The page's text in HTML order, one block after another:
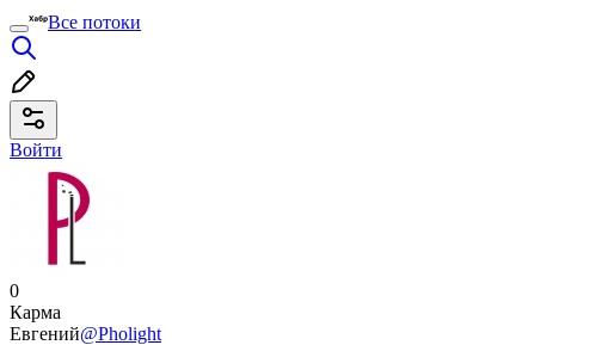
Все потоки
Войти
0
Карма
Евгений@Pholight